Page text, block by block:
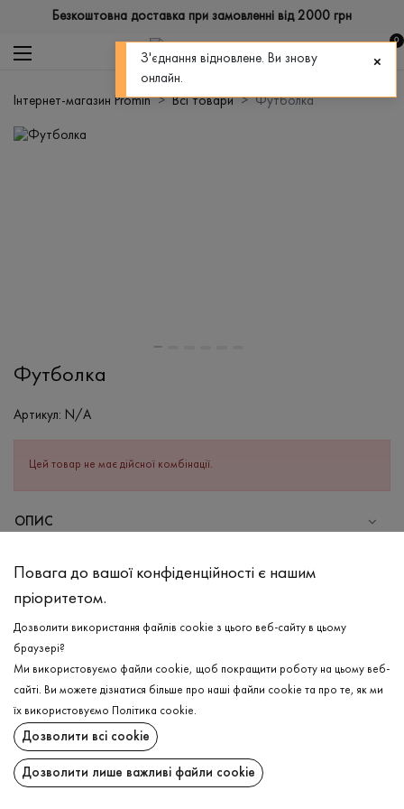
Безкоштовна доставка при замовленні від 2000 грн
0
Інтернет-магазин Promin Всі товари Футболка
Футболка
Артикул: N/A
Цей товар не має дійсної комбінації.
ОПИС
коротким рукавом та зі спущеною лінією плеча. Має круглу
горловину. Завдяки додаванню еластану виріб добре
тягнеться та зберігає ідеальну форму. Має приємну на дотик
структуру, яка гармонійно виглядає на тілі та зберігає стійкість
виробу на довгий час.
Бавовна - 95%, Еластан - 5%
ДОГЛЯД
Прання в холодній воді (до 30 ° C)
ДОСТАВКА
ПОВЕРНЕННЯ
Повага до вашої конфіденційності є нашим
пріоритетом.
Дозволити використання файлів cookie з цього веб-сайту в цьому
браузері?
Ми використовуємо файли cookie, щоб покращити роботу на цьому веб-
сайті. Ви можете дізнатися більше про наші файли cookie та про те, як ми
їх використовуємо
Політика cookie.
Дозволити всі cookie
Дозволити лише важливі файли cookie
З'єднання відновлене. Ви знову
онлайн.